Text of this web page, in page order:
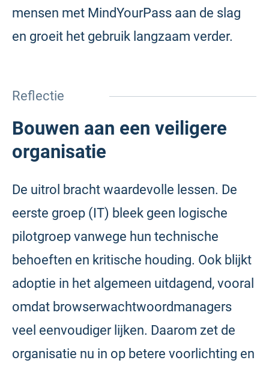
mensen met MindYourPass aan de slag
en groeit het gebruik langzaam verder.
Reflectie
Bouwen aan een veiligere
organisatie
De uitrol bracht waardevolle lessen. De
eerste groep (IT) bleek geen logische
pilotgroep vanwege hun technische
behoeften en kritische houding. Ook blijkt
adoptie in het algemeen uitdagend, vooral
omdat browserwachtwoordmanagers
veel eenvoudiger lijken. Daarom zet de
organisatie nu in op betere voorlichting en